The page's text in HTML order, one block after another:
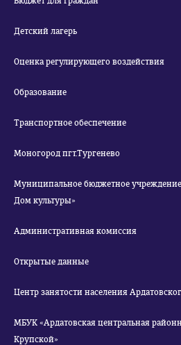
Детский лагерь
Оценка регулирующего воздействия
Образование
Транспортное обеспечение
Моногород пгт.Тургенево
Муниципальное бюджетное учреждение «Ардатовский районный
Дом культуры»
Административная комиссия
Открытые данные
Центр занятости населения
МБУК «Ардатовская центральная
Крупской»